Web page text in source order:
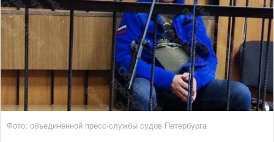
Фото: объединенной пресс-службы судов Петербурга